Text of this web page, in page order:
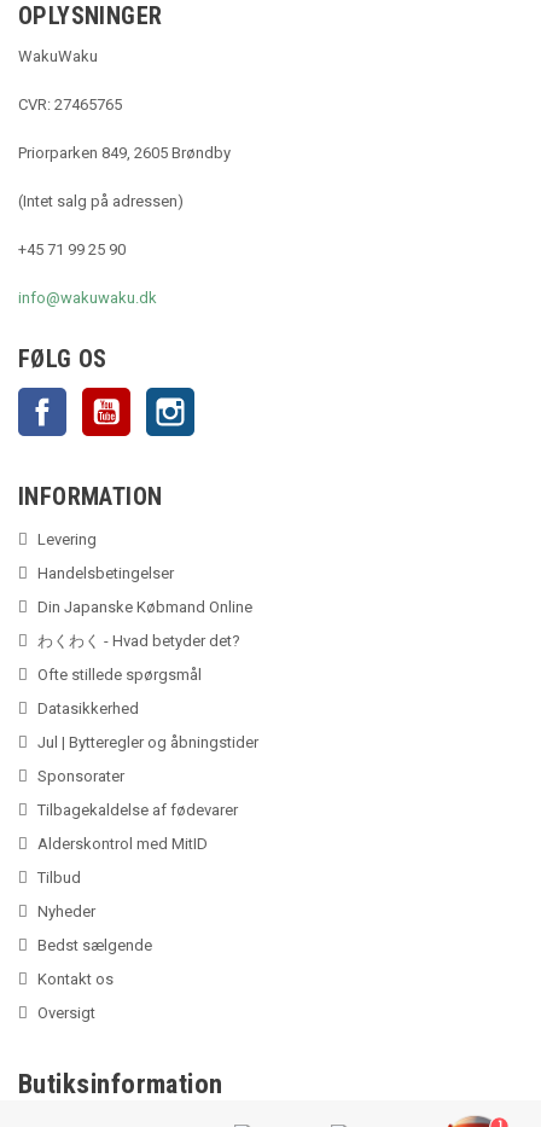
OPLYSNINGER
WakuWaku
CVR: 27465765
Priorparken 849, 2605 Brøndby
(Intet salg på adressen)
+45 71 99 25 90
info@wakuwaku.dk
FØLG OS
Facebook YouTube
INFORMATION
Levering
Handelsbetingelser
Din Japanske Købmand Online
わくわく - Hvad betyder det?
Ofte stillede spørgsmål
Datasikkerhed
Jul | Bytteregler og åbningstider
Sponsorater
Tilbagekaldelse af fødevarer
Alderskontrol med MitID
Tilbud
Nyheder
Bedst sælgende
Kontakt os
Oversigt
Butiksinformation